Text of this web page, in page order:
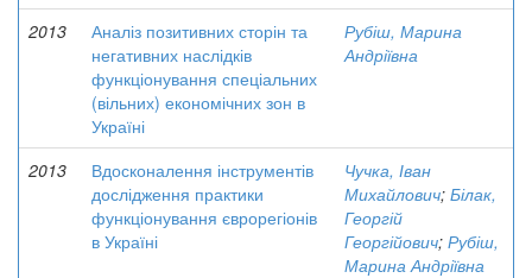
2013
Аналіз позитивних сторін та
негативних наслідків
функціонування спеціальних
(вільних) економічних зон в
Україні
Рубіш, Марина
Андріївна
2013
Вдосконалення інструментів
дослідження практики
функціонування єврорегіонів
в Україні
Чучка, Іван
Михайлович; Білак,
Георгій
Георгійович; Рубіш,
Марина Андріївна